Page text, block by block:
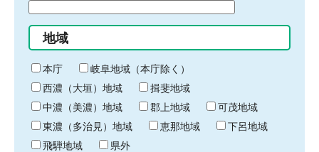
始
り
間
終
わ
り
地域
本庁
岐阜地域（本庁除く）
西濃（大垣）地域
揖斐地域
中濃（美濃）地域
郡上地域
可茂地域
東濃（多治見）地域
恵那地域
下呂地域
飛騨地域
県外